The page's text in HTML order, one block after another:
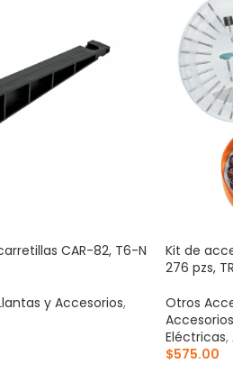
CAR-82, T6-N
y Accesorios,
Kit de
276 pzs,
Otros
Eléctricas,
$575.00